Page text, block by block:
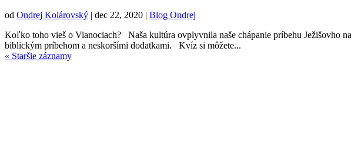
od Ondrej Kolárovský | dec 22, 2020 | Blog Ondrej
Koľko toho vieš o Vianociach? Naša kultúra ovplyvnila naše chápanie príbehu Ježišovho
biblickým príbehom a neskoršími dodatkami. Kvíz si môžete...
« Staršie záznamy